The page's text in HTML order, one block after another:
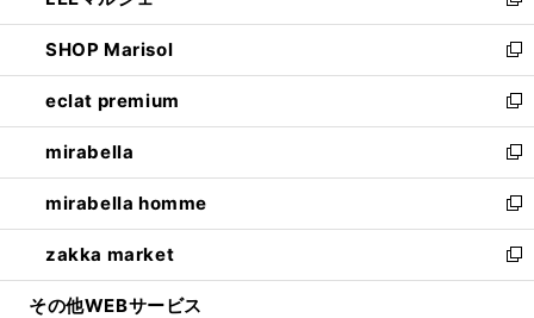
開
く
ウ
で
開
く
ン
ド
ウ
で
開
く
ウ
ィ
ン
ド
ウ
で
開
く
し
い
ウ
ィ
ン
ド
ウ
で
開
く
SHOP Marisol
新
し
い
ウ
ィ
ン
ド
ウ
で
開
eclat premium
新
し
い
ウ
ィ
ン
ド
ウ
mirabella
新
し
い
ウ
ィ
ン
mirabella homme
新
し
い
ウ
zakka market
新
し
その他WEBサービス